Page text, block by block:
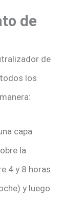
de
de
los
capa
la
4 y 8 horas
y luego